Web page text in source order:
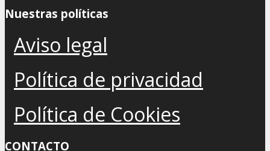
Nuestras políticas
Aviso legal
Política de privacidad
Política de Cookies
CONTACTO